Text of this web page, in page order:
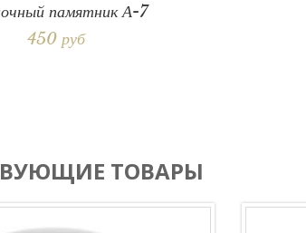
памятник А-7
450 руб
ТОВАРЫ